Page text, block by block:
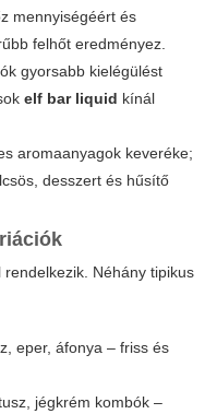
mennyiségéért és
felhőt eredményez.
gyorsabb kielégülést
elf bar liquid kínál
aromaanyagok keveréke;
desszert és hűsítő
Néhány tipikus
eper, áfonya – friss és
jégkrém kombók –